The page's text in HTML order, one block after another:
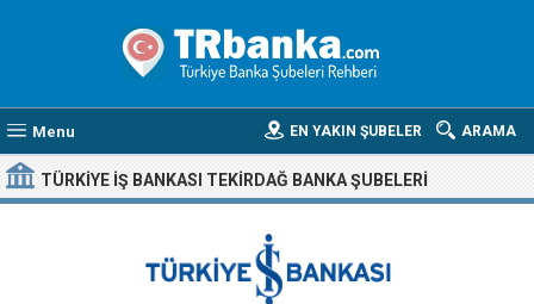
Menu ARAMA
EN YAKIN ŞUBELER
TÜRKIYE İŞ BANKASI TEKIRDAĞ BANKA ŞUBELERI